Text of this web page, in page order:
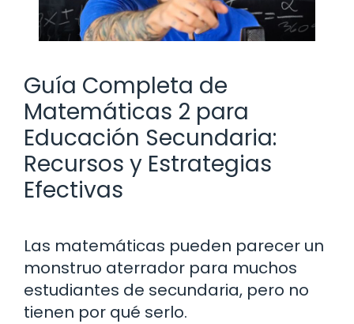
Guía Completa de
Matemáticas 2 para
Educación Secundaria:
Recursos y Estrategias
Efectivas
Las matemáticas pueden parecer un
monstruo aterrador para muchos
estudiantes de secundaria, pero no
tienen por qué serlo.